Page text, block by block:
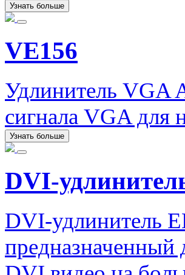
Узнать больше
VE156
Удлинитель VGA
сигнала VGA для
Узнать больше
DVI-
DVI-удлинитель
предназначенный